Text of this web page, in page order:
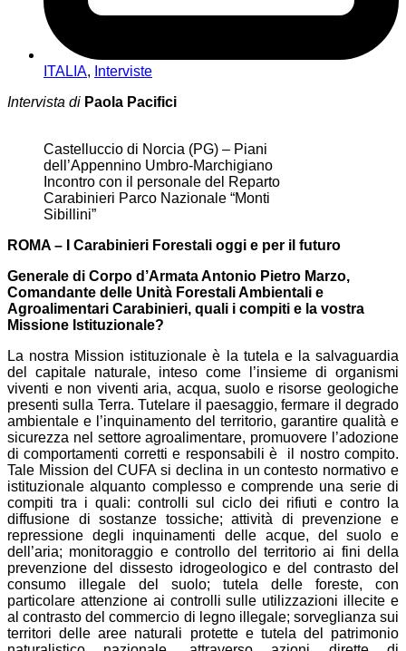
ITALIA, Interviste
Intervista di Paola Pacifici
Castelluccio di Norcia (PG) – Piani
dell’Appennino Umbro-Marchigiano
Incontro con il personale del Reparto
Carabinieri Parco Nazionale “Monti
Sibillini”
ROMA – I Carabinieri Forestali oggi e per il futuro
Generale di Corpo d’Armata Antonio Pietro Marzo,
Comandante delle Unità Forestali Ambientali e
Agroalimentari Carabinieri, quali i compiti e la vostra
Missione Istituzionale?
La nostra Mission istituzionale è la tutela e la salvaguardia
del capitale naturale, inteso come l’insieme di organismi
viventi e non viventi aria, acqua, suolo e risorse geologiche
presenti sulla Terra. Tutelare il paesaggio, fermare il degrado
ambientale e l’inquinamento del territorio, garantire qualità e
sicurezza nel settore agroalimentare, promuovere l’adozione
di comportamenti corretti e responsabili è il nostro compito.
Tale Mission del CUFA si declina in un contesto normativo e
istituzionale alquanto complesso e comprende una serie di
compiti tra i quali: controlli sul ciclo dei rifiuti e contro la
diffusione di sostanze tossiche; attività di prevenzione e
repressione degli inquinamenti delle acque, del suolo e
dell’aria; monitoraggio e controllo del territorio ai fini della
prevenzione del dissesto idrogeologico e del contrasto del
consumo illegale del suolo; tutela delle foreste, con
particolare attenzione ai controlli sulle utilizzazioni illecite e
al contrasto del commercio di legno illegale; sorveglianza sui
territori delle aree naturali protette e tutela del patrimonio